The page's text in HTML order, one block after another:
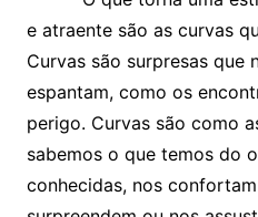
e atraente são as curvas
Curvas são surpresas que
espantam, como os
perigo. Curvas são como
sabemos o que temos do
conhecidas, nos